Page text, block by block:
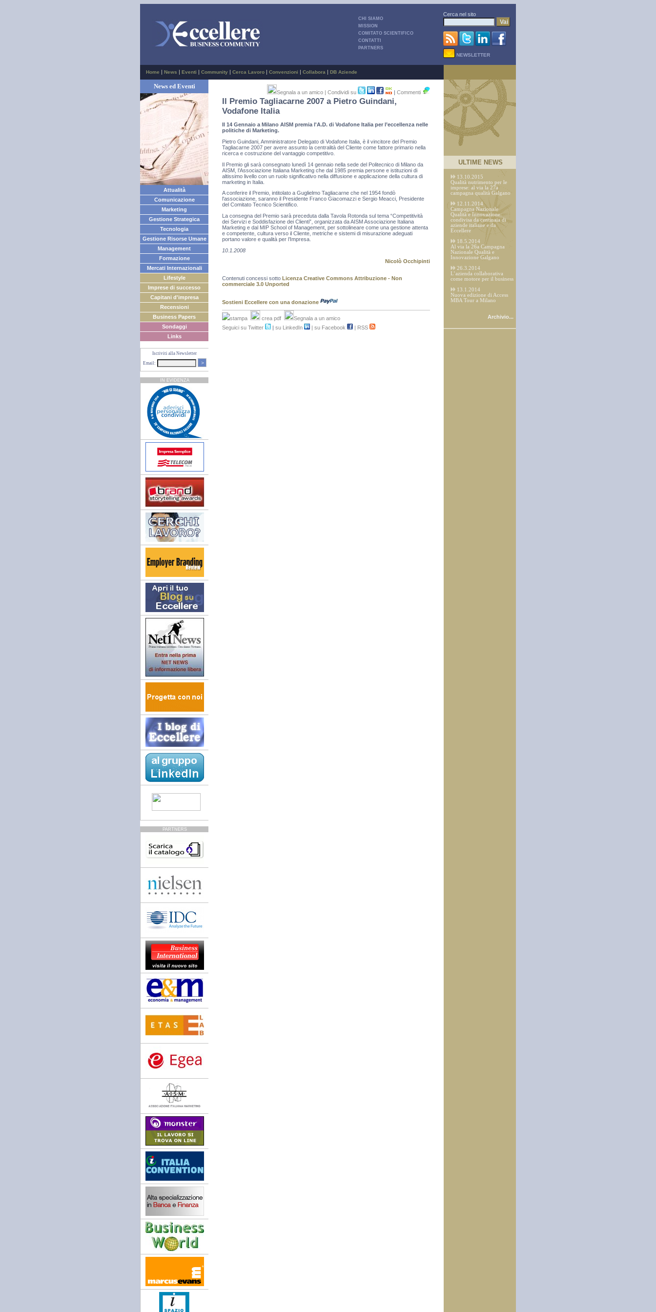
CHI SIAMO
MISSION
COMITATO SCIENTIFICO
CONTATTI
PARTNERS
Cerca nel sito
Vai
NEWSLETTER
Home | News | Eventi | Community | Cerca Lavoro | Convenzioni | Collabora | DB Aziende
News ed Eventi
Attualità
Comunicazione
Marketing
Gestione Strategica
Tecnologia
Gestione Risorse Umane
Management
Formazione
Mercati Internazionali
Lifestyle
Imprese di successo
Capitani d'impresa
Recensioni
Business Papers
Sondaggi
Links
Iscriviti alla Newsletter
Email:
>
IN EVIDENZA
PARTNERS
Segnala a un amico | Condividi su | Commenti
Il Premio Tagliacarne 2007 a Pietro Guindani,
Vodafone Italia
Il 14 Gennaio a Milano AISM premia l'A.D. di Vodafone Italia per l’eccellenza nelle
politiche di Marketing.
Pietro Guindani, Amministratore Delegato di Vodafone Italia, è il vincitore del Premio
Tagliacarne 2007 per avere assunto la centralità del Cliente come fattore primario nella
ricerca e costruzione del vantaggio competitivo.
Il Premio gli sarà consegnato lunedì 14 gennaio nella sede del Politecnico di Milano da
AISM, l’Associazione Italiana Marketing che dal 1985 premia persone e istituzioni di
altissimo livello con un ruolo significativo nella diffusione e applicazione della cultura di
marketing in Italia.
A conferire il Premio, intitolato a Guglielmo Tagliacarne che nel 1954 fondò
l'associazione, saranno il Presidente Franco Giacomazzi e Sergio Meacci, Presidente
del Comitato Tecnico Scientifico.
La consegna del Premio sarà preceduta dalla Tavola Rotonda sul tema “Competitività
dei Servizi e Soddisfazione dei Clienti”, organizzata da AISM Associazione Italiana
Marketing e dal MIP School of Management, per sottolineare come una gestione attenta
e competente, cultura verso il Cliente, metriche e sistemi di misurazione adeguati
portano valore e qualità per l’Impresa.
10.1.2008
Nicolò Occhipinti
Contenuti concessi sotto Licenza Creative Commons Attribuzione - Non
commerciale 3.0 Unported
Sostieni Eccellere con una donazione
stampa crea pdf
Segnala a un amico
Seguici su Twitter
su LinkedIn su Facebook RSS
ULTIME NEWS
13.10.2015
Qualità nutrimento per le
imprese: al via la 27a
campagna qualità Galgano
12.11.2014
Campagna Nazionale
Qualità e Innovazione:
condivisa da centinaia di
aziende italiane e da
Eccellere
18.5.2014
Al via la 26a Campagna
Nazionale Qualità e
Innovazione Galgano
26.3.2014
L’azienda collaborativa
come motore per il business
13.1.2014
Nuova edizione di Access
MBA Tour a Milano
Archivio...